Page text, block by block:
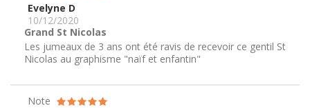
Evelyne D
10/12/2020
Grand St Nicolas
Les jumeaux de 3 ans ont été ravis de recevoir ce gentil St
Nicolas au graphisme "naïf et enfantin"
Note